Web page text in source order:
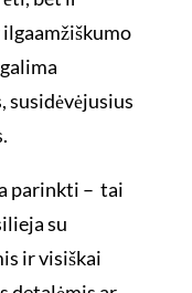
susidėvėjusius
parinkti – tai
su
ir visiškai